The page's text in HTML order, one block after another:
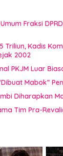
Fraksi
Triliun, Kadis
2002
PKJM Luar
Mabok”
Diharapkan
Tim Pra-